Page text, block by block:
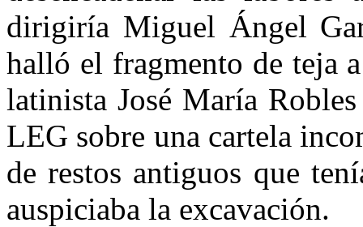
dirigiría Miguel Ángel
halló el fragmento de teja
latinis­ta José María
LEG sobre una cartela
de restos antiguos que
auspiciaba la excavación.